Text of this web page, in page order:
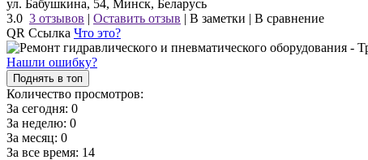
ул. Бабушкина, 54, Минск, Беларусь
3.0 3 отзывов | Оставить отзыв | В заметки | В сравнение
QR Ссылка Что это?
Нашли ошибку?
Поднять в топ
Количество просмотров:
За сегодня: 0
За неделю: 0
За месяц: 0
За все время: 14